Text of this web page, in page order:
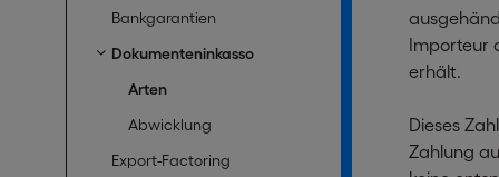
Bankgarantien
Dokumenteninkasso
Arten
Abwicklung
Export-Factoring
Importeur
erhält.
Dieses
Zahlung